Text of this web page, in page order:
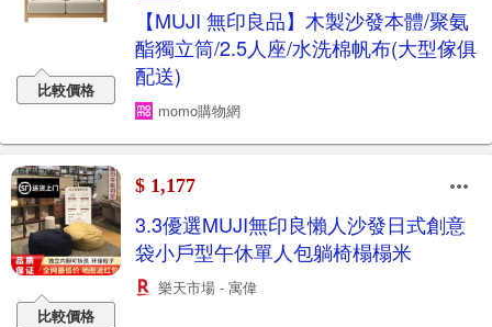
比較價格
【MUJI 無印良品】木製沙發本體/聚氨
酯獨立筒/2.5人座/水洗棉帆布(大型傢俱
配送)
momo購物網
比較價格
$ 1,177
3.3優選MUJI無印良懶人沙發日式創意
袋小戶型午休單人包躺椅榻榻米
樂天市場 - 寓偉